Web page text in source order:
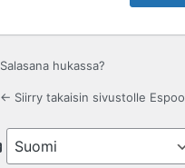
Salasana hukassa?
← Siirry takaisin sivustolle Espoo
Kieli